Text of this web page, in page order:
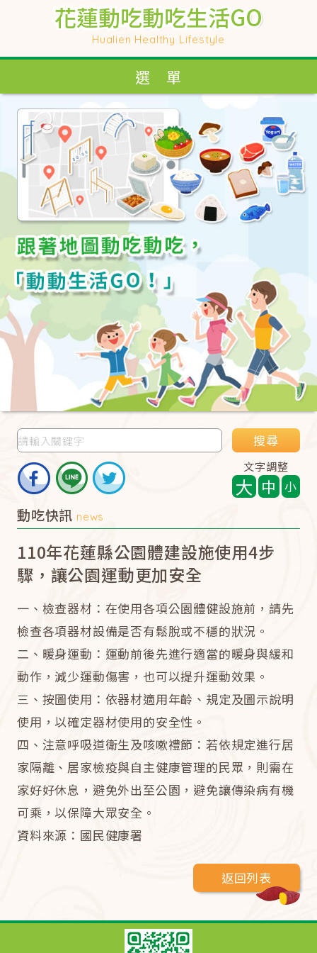
花蓮動吃動吃生活GO
Hualien Healthy Lifestyle
花蓮動吃動吃生活GO
選 單
搜尋
文字調整
大 中 小
動吃快訊 news
110年花蓮縣公園體建設施使用4步
驟，讓公園運動更加安全
一、檢查器材：在使用各項公園體健設施前，請先
檢查各項器材設備是否有鬆脫或不穩的狀況。
二、暖身運動：運動前後先進行適當的暖身與緩和
動作，減少運動傷害，也可以提升運動效果。
三、按圖使用：依器材適用年齡、規定及圖示說明
使用，以確定器材使用的安全性。
四、注意呼吸道衛生及咳嗽禮節：若依規定進行居
家隔離、居家檢疫與自主健康管理的民眾，則需在
家好好休息，避免外出至公園，避免讓傳染病有機
可乘，以保障大眾安全。
資料來源：國民健康署
返回列表
花蓮動吃動吃生活GO
Hualien Healthy Lifestyle
花蓮動吃動吃生活GO
選 單